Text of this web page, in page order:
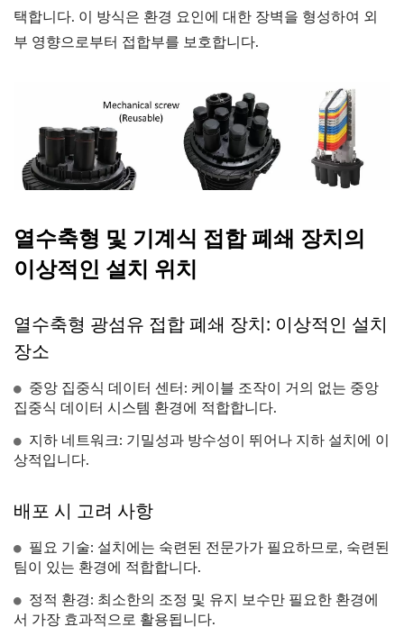
택합니다. 이 방식은 환경 요인에 대한 장벽을 형성하여 외
부 영향으로부터 접합부를 보호합니다.
열수축형 및 기계식 접합 폐쇄 장치의
이상적인 설치 위치
열수축형 광섬유 접합 폐쇄 장치: 이상적인 설치
장소
중앙 집중식 데이터 센터: 케이블 조작이 거의 없는 중앙
집중식 데이터 시스템 환경에 적합합니다.
지하 네트워크: 기밀성과 방수성이 뛰어나 지하 설치에 이
상적입니다.
배포 시 고려 사항
필요 기술: 설치에는 숙련된 전문가가 필요하므로, 숙련된
팀이 있는 환경에 적합합니다.
정적 환경: 최소한의 조정 및 유지 보수만 필요한 환경에
서 가장 효과적으로 활용됩니다.